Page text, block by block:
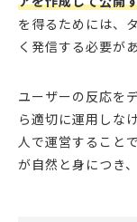
を得るためには、
く発信する必要が
ユーザーの反応を
ら適切に運用しな
人で運営すること
が自然と身につき